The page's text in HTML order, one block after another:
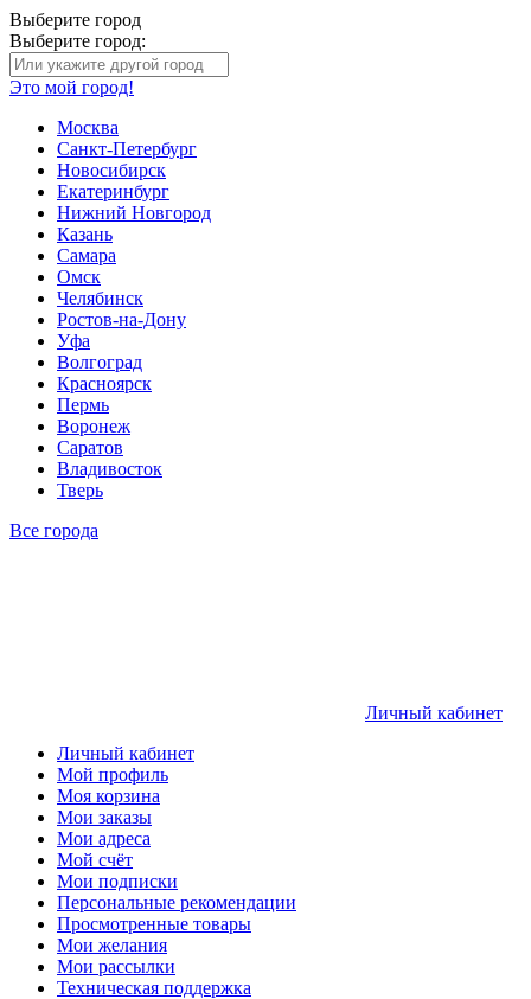
Выберите город
Выберите город:
Это мой город!
Москва
Санкт-Петербург
Новосибирск
Екатеринбург
Нижний Новгород
Казань
Самара
Омск
Челябинск
Ростов-на-Дону
Уфа
Волгоград
Красноярск
Пермь
Воронеж
Саратов
Владивосток
Тверь
Все города
Личный кабинет
Личный кабинет
Мой профиль
Моя корзина
Мои заказы
Мои адреса
Мой счёт
Мои подписки
Персональные рекомендации
Просмотренные товары
Мои желания
Мои рассылки
Техническая поддержка